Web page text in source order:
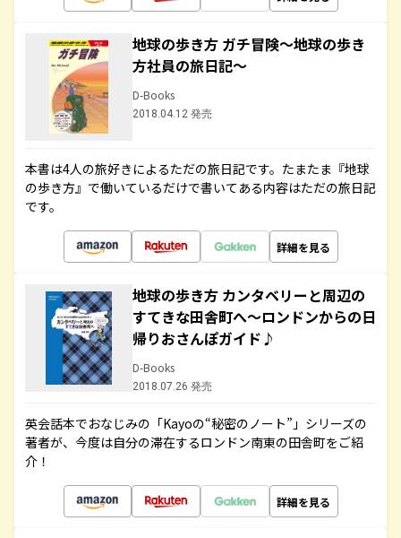
地球の歩き方 ガチ冒険～地球の歩き
方社員の旅日記～
D-Books
2018.04.12 発売
本書は4人の旅好きによるただの旅日記です。たまたま『地球
の歩き方』で働いているだけで書いてある内容はただの旅日記
です。
詳細を見る
地球の歩き方 カンタベリーと周辺の
すてきな田舎町へ～ロンドンからの日
帰りおさんぽガイド♪
D-Books
2018.07.26 発売
英会話本でおなじみの「Kayoの“秘密のノート”」シリーズの
著者が、今度は自分の滞在するロンドン南東の田舎町をご紹
介！
詳細を見る